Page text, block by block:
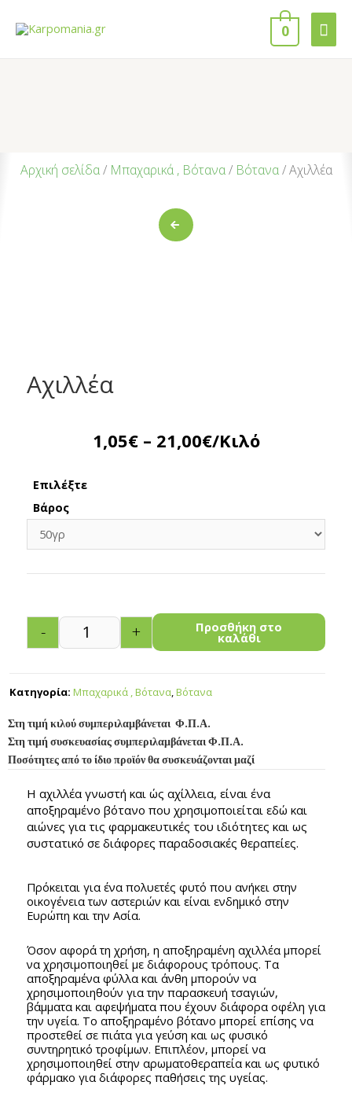
0
Αρχική σελίδα/ Μπαχαρικά , Βότανα/ Βότανα/ Αχιλλέα
Αχιλλέα
1,05€ – 21,00€/Κιλό
Επιλέξτε
Βάρος
- + Προσθήκη στο
καλάθι
Κατηγορία: Μπαχαρικά , Βότανα,Βότανα
Στη τιμή κιλού συμπεριλαμβάνεται Φ.Π.Α.
Στη τιμή συσκευασίας συμπεριλαμβάνεται Φ.Π.Α.
Ποσότητες από το ίδιο προϊόν θα συσκευάζονται μαζί
Η αχιλλέα γνωστή και ώς αχίλλεια, είναι ένα
αποξηραμένο βότανο που χρησιμοποιείται εδώ και
αιώνες για τις φαρμακευτικές του ιδιότητες και ως
συστατικό σε διάφορες παραδοσιακές θεραπείες.
Πρόκειται για ένα πολυετές φυτό που ανήκει στην
οικογένεια των αστεριών και είναι ενδημικό στην
Ευρώπη και την Ασία.
Όσον αφορά τη χρήση, η αποξηραμένη αχιλλέα μπορεί
να χρησιμοποιηθεί με διάφορους τρόπους. Τα
αποξηραμένα φύλλα και άνθη μπορούν να
χρησιμοποιηθούν για την παρασκευή τσαγιών,
βάμματα και αφεψήματα που έχουν διάφορα οφέλη για
την υγεία. Το αποξηραμένο βότανο μπορεί επίσης να
προστεθεί σε πιάτα για γεύση και ως φυσικό
συντηρητικό τροφίμων. Επιπλέον, μπορεί να
χρησιμοποιηθεί στην αρωματοθεραπεία και ως φυτικό
φάρμακο για διάφορες παθήσεις της υγείας.